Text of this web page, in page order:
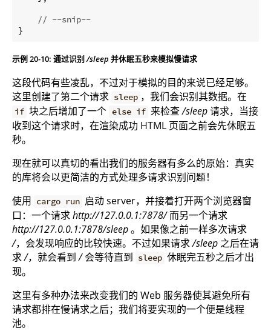
// --snip--
示例 20-10: 通过识别/sleep 并休眠五秒来模拟慢请求
这段代码有些凌乱，不过对于模拟的目的来说已经足够。
这里创建了第二个请求 sleep ，我们会识别其数据。在
if 块之后增加了一个 else if 来检查/sleep请求，当接
收到这个请求时，在渲染成功 HTML 页面之前会先休眠五
秒。
现在就可以真切的看出我们的服务器有多么的原始：真实
的库将会以更简洁的方式处理多请求识别问题！
使用 cargo run 启动 server，并接着打开两个浏览器窗
口：一个请求http://127.0.0.1:7878/而另一个请求
http://127.0.0.1:7878/sleep。如果像之前一样多次请求
/，会发现响应的比较快速。不过如果请求/sleep 之后在请
求/，就会看到/会等待直到 sleep 休眠完五秒之后才出
现。
这里有多种办法来改变我们的 Web 服务器使其避免所有
请求都排在慢请求之后；我们将要实现的一个便是线程
池。